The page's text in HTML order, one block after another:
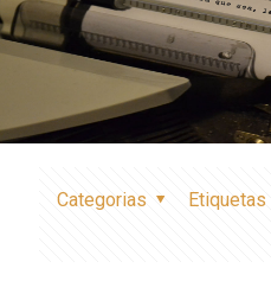
Categorias Etiquetas